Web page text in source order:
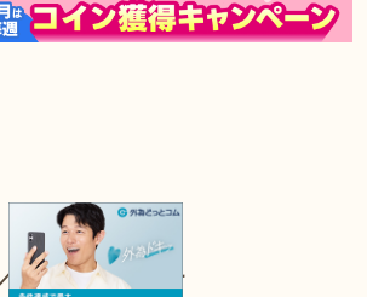
外貨ネクストネオ